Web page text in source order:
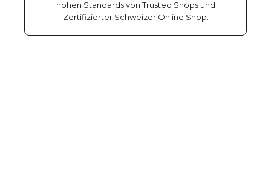
hohen Standards von Trusted Shops und
Zertifizierter Schweizer Online Shop.